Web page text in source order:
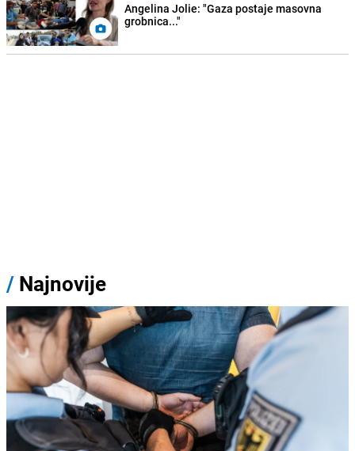
Angelina Jolie: "Gaza postaje masovna
grobnica..."
/ Najnovije